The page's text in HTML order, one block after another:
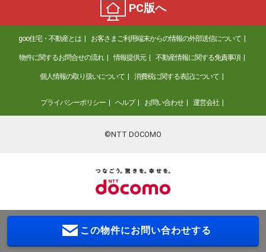
PC版へ
goo住宅・不動産とは お客さまご利用端末からの情報の外部送信について
物件に関するお問合せの流れ 情報提供元 不動産情報に関する免責事項
個人情報の取り扱いについて 消費税に関する表記について
プライバシーポリシー ヘルプ お問い合わせ 運営会社
©NTT DOCOMO
この物件にお問い合わせする